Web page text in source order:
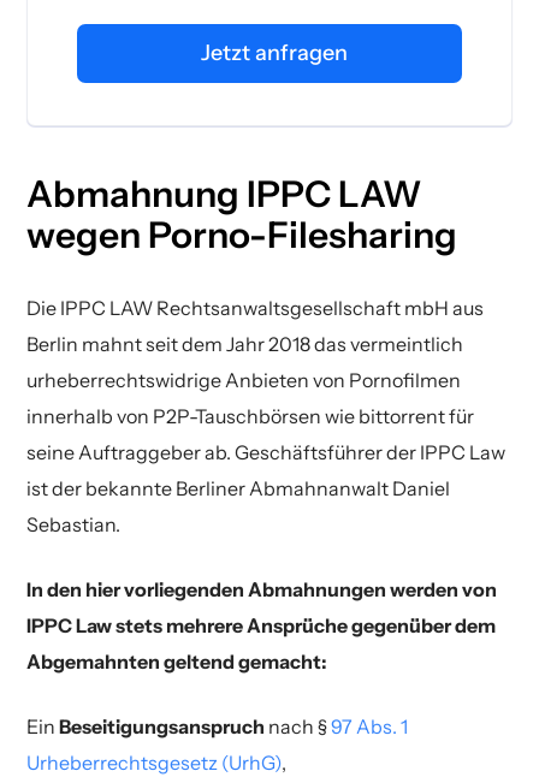
Abmahnung IPPC LAW
wegen Porno-Filesharing
Die IPPC LAW Rechtsanwaltsgesellschaft mbH aus
Berlin mahnt seit dem Jahr 2018 das vermeintlich
urheberrechtswidrige Anbieten von Pornofilmen
innerhalb von P2P-Tauschbörsen wie bittorrent für
seine Auftraggeber ab. Geschäftsführer der IPPC Law
ist der bekannte Berliner Abmahnanwalt Daniel
Sebastian.
In den hier vorliegenden Abmahnungen werden von
IPPC Law stets mehrere Ansprüche gegenüber dem
Abgemahnten geltend gemacht:
EinBeseitigungsanspruch nach §97 Abs. 1
Urheberrechtsgesetz (UrhG),
Jetzt anfragen